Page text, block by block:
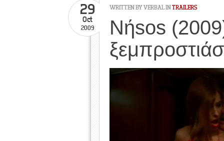
WRITTEN BYVERBALINTRAILERS
29
Oct
2009
Νήsos